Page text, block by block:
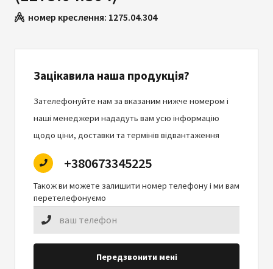
номер креслення: 1275.04.304
Зацікавила наша продукція?
Зателефонуйте нам за вказаним нижче номером і
наші менеджери нададуть вам усю інформацію
щодо ціни, доставки та термінів відвантаження
+380673345225
Також ви можете залишити номер телефону і ми вам
перетелефонуємо
Передзвонити мені